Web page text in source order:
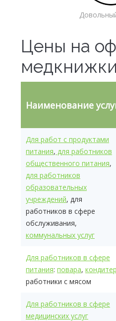
Цены на
медкнижки
Наименование
Для работ с продуктами
питания, для работников
общественного питания,
для работников
образовательных
учреждений, для
работников в сфере
обслуживания,
коммунальных услуг
Для работников в сфере
питания: повара,
работники с мясом
Для работников в сфере
медицинских услуг